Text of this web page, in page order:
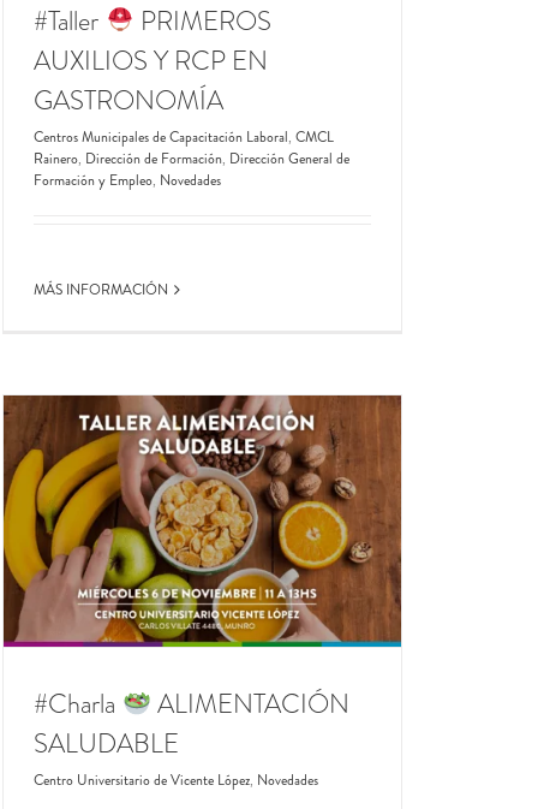
#Taller
PRIMEROS
AUXILIOS Y RCP EN
GASTRONOMÍA
Centros Municipales de Capacitación Laboral, CMCL
Rainero, Dirección de Formación, Dirección General de
Formación y Empleo, Novedades
MÁS INFORMACIÓN
#Charla
ALIMENTACIÓN
SALUDABLE
Centro Universitario de Vicente López, Novedades